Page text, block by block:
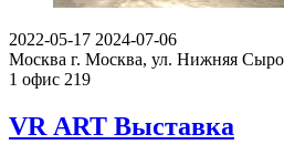
2022-05-17 2024-07-06
Москва г. Москва, ул. Нижняя
1 офис 219
VR ART Выставка